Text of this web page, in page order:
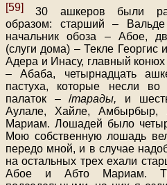
[59]
30 ашкеров были
образом: старший –
начальник обоза – Абое,
(слуги дома) – Текле
Адера и Инасу, главный
– Абаба, четырнадцать
пастуха, которые несли
палаток – /тарады, и
Аулале, Хайле, Амбырбыр,
Мариам. Лошадей было
Мою собственную лошадь
передо мной, и в случае
на остальных трех ехали
Абое и Абто Мариам.